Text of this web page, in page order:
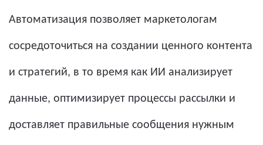
Автоматизация позволяет маркетологам
сосредоточиться на создании ценного контента
и стратегий, в то время как ИИ анализирует
данные, оптимизирует процессы рассылки и
доставляет правильные сообщения нужным